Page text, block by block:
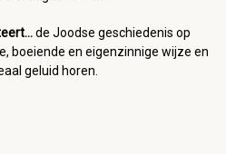
de Joodse geschiedenis op
boeiende en eigenzinnige wijze en
geluid horen.